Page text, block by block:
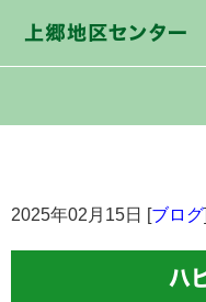
2025年02月15日 [ブログ]
ハ